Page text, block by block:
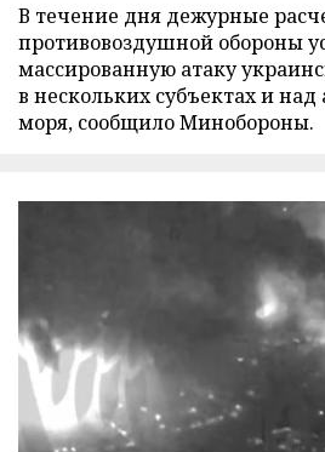
В течение дня дежурные
противовоздушной обороны
массированную атаку
в нескольких субъектах и
моря, сообщило Минобороны.